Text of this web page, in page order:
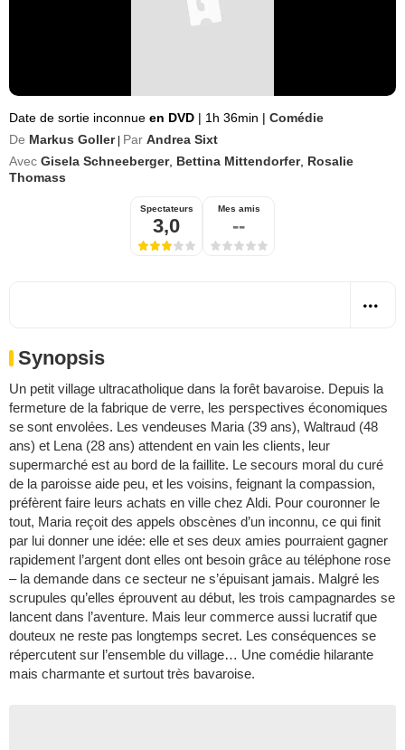
Date de sortie inconnue en DVD | 1h 36min | Comédie
De Markus Goller Par Andrea Sixt
Avec Gisela Schneeberger, Bettina Mittendorfer, Rosalie
Thomass
Spectateurs
3,0
Mes amis
--
Synopsis
Un petit village ultracatholique dans la forêt bavaroise. Depuis la
fermeture de la fabrique de verre, les perspectives économiques
se sont envolées. Les vendeuses Maria (39 ans), Waltraud (48
ans) et Lena (28 ans) attendent en vain les clients, leur
supermarché est au bord de la faillite. Le secours moral du curé
de la paroisse aide peu, et les voisins, feignant la compassion,
préfèrent faire leurs achats en ville chez Aldi. Pour couronner le
tout, Maria reçoit des appels obscènes d’un inconnu, ce qui finit
par lui donner une idée: elle et ses deux amies pourraient gagner
rapidement l’argent dont elles ont besoin grâce au téléphone rose
– la demande dans ce secteur ne s’épuisant jamais. Malgré les
scrupules qu’elles éprouvent au début, les trois campagnardes se
lancent dans l’aventure. Mais leur commerce aussi lucratif que
douteux ne reste pas longtemps secret. Les conséquences se
répercutent sur l’ensemble du village… Une comédie hilarante
mais charmante et surtout très bavaroise.